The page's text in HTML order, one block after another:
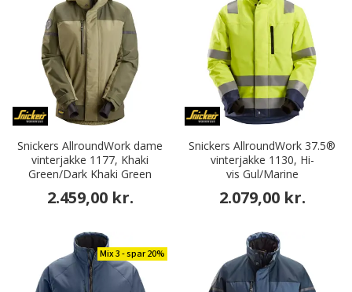
Snickers AllroundWork dame
vinterjakke 1177, Khaki
Green/Dark Khaki Green
2.459,00 kr.
Snickers AllroundWork 37.5®
vinterjakke 1130, Hi-
vis Gul/Marine
2.079,00 kr.
Mix 3 - spar 20%